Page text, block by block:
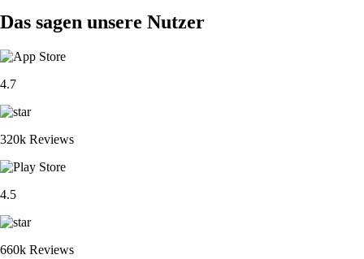
Das sagen unsere Nutzer
4.7
320k Reviews
4.5
660k Reviews